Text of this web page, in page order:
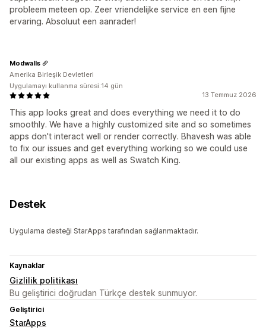
probleem meteen op. Zeer vriendelijke service en een fijne
ervaring. Absoluut een aanrader!
13 Temmuz 2026
This app looks great and does everything we need it to do
smoothly. We have a highly customized site and so sometimes
apps don't interact well or render correctly. Bhavesh was able
to fix our issues and get everything working so we could use
all our existing apps as well as Swatch King.
Modwalls
Amerika Birleşik Devletleri
Uygulamayı kullanma süresi:14 gün
Destek
Uygulama desteği StarApps tarafından sağlanmaktadır.
Kaynaklar
Gizlilik politikası
Bu geliştirici doğrudan Türkçe destek sunmuyor.
Geliştirici
StarApps